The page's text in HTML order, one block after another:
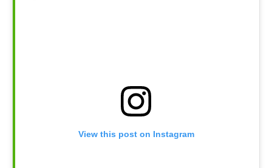
View this post on Instagram